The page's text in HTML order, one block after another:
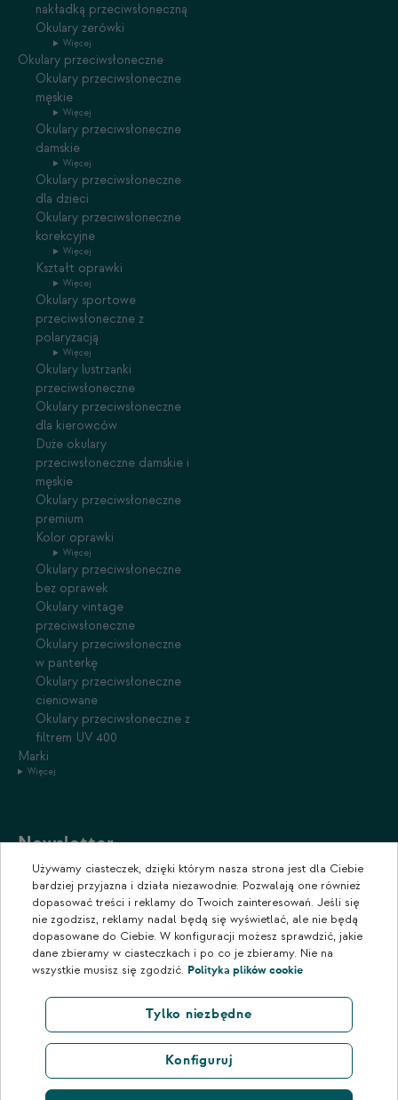
nakładką przeciwsłoneczną
Okulary zerówki
Więcej
Okulary przeciwsłoneczne
Okulary przeciwsłoneczne
męskie
Więcej
Okulary przeciwsłoneczne
damskie
Więcej
Okulary przeciwsłoneczne
dla dzieci
Okulary przeciwsłoneczne
korekcyjne
Więcej
Kształt oprawki
Więcej
Okulary sportowe
przeciwsłoneczne z
polaryzacją
Więcej
Okulary lustrzanki
przeciwsłoneczne
Okulary przeciwsłoneczne
dla kierowców
Duże okulary
przeciwsłoneczne damskie i
męskie
Okulary przeciwsłoneczne
premium
Kolor oprawki
Więcej
Okulary przeciwsłoneczne
bez oprawek
Okulary vintage
przeciwsłoneczne
Okulary przeciwsłoneczne
w panterkę
Okulary przeciwsłoneczne
cieniowane
Okulary przeciwsłoneczne z
filtrem UV 400
Marki
Więcej
Newsletter
Zapisz się do naszego newslettera, aby otrzymywać informacje o
promocjach i nowościach w naszym sklepie.
Używamy ciasteczek, dzięki którym nasza strona jest dla Ciebie
bardziej przyjazna i działa niezawodnie. Pozwalają one również
dopasować treści i reklamy do Twoich zainteresowań. Jeśli się
nie zgodzisz, reklamy nadal będą się wyświetlać, ale nie będą
dopasowane do Ciebie. W konfiguracji możesz sprawdzić, jakie
dane zbieramy w ciasteczkach i po co je zbieramy. Nie na
wszystkie musisz się zgodzić. Polityka plików cookie
Tylko niezbędne
Konfiguruj